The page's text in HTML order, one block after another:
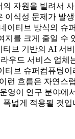
자원을 빌려서 사
이식성 문제가 발
이티브 방식의 슈
지를 크게 줄일 수
티브 기반의 AI 서
우드 서비스 업체
티브 슈퍼컴퓨팅
런 흐름은 자연스
영이 연구 분야에
넓게 적용될 것입